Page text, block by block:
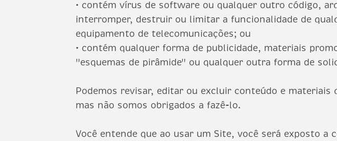
• contém vírus de software ou qualquer outro código,
interromper, destruir ou limitar a funcionalidade de
equipamento de telecomunicações; ou
• contém qualquer forma de publicidade, materiais
"esquemas de pirâmide" ou qualquer outra forma de
Podemos revisar, editar ou excluir conteúdo e
mas não somos obrigados a fazê-lo.
Você entende que ao usar um Site, você será exposto